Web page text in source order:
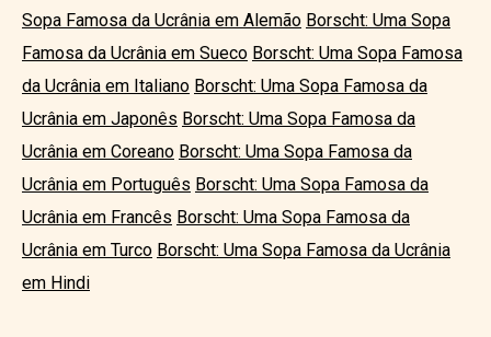
Sopa Famosa da Ucrânia em Alemão Borscht: Uma Sopa
Famosa da Ucrânia em Sueco Borscht: Uma Sopa Famosa
da Ucrânia em Italiano Borscht: Uma Sopa Famosa da
Ucrânia em Japonês Borscht: Uma Sopa Famosa da
Ucrânia em Coreano Borscht: Uma Sopa Famosa da
Ucrânia em Português Borscht: Uma Sopa Famosa da
Ucrânia em Francês Borscht: Uma Sopa Famosa da
Ucrânia em Turco Borscht: Uma Sopa Famosa da Ucrânia
em Hindi